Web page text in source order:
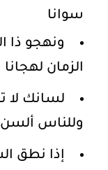
سوانا
ونهجو ذا
الزمان لهجانا
لسانك لا
وللناس
إذا نطق